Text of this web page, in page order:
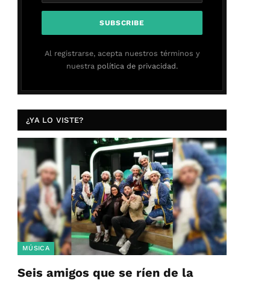
Al registrarse, acepta nuestros términos y
nuestra política de privacidad.
¿YA LO VISTE?
MÚSICA
Seis amigos que se ríen de la